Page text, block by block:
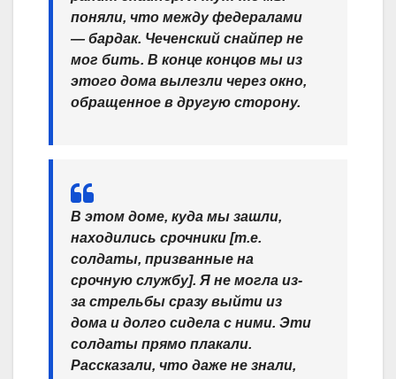
поняли, что между федералами
— бардак. Чеченский снайпер не
мог бить. В конце концов мы из
этого дома вылезли через окно,
обращенное в другую сторону.
В этом доме, куда мы зашли,
находились срочники [т.е.
солдаты, призванные на
срочную службу]. Я не могла из-
за стрельбы сразу выйти из
дома и долго сидела с ними. Эти
солдаты прямо плакали.
Рассказали, что даже не знали,